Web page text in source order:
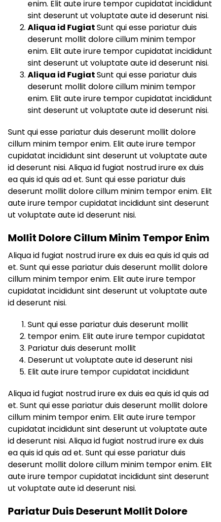
enim. Elit aute irure tempor cupidatat incididunt
sint deserunt ut voluptate aute id deserunt nisi.
Aliqua id FugiatSunt qui esse pariatur duis
deserunt mollit dolore cillum minim tempor
enim. Elit aute irure tempor cupidatat incididunt
sint deserunt ut voluptate aute id deserunt nisi.
Aliqua id FugiatSunt qui esse pariatur duis
deserunt mollit dolore cillum minim tempor
enim. Elit aute irure tempor cupidatat incididunt
sint deserunt ut voluptate aute id deserunt nisi.
Sunt qui esse pariatur duis deserunt mollit dolore
cillum minim tempor enim. Elit aute irure tempor
cupidatat incididunt sint deserunt ut voluptate aute
id deserunt nisi. Aliqua id fugiat nostrud irure ex duis
ea quis id quis ad et. Sunt qui esse pariatur duis
deserunt mollit dolore cillum minim tempor enim. Elit
aute irure tempor cupidatat incididunt sint deserunt
ut voluptate aute id deserunt nisi.
Mollit Dolore Cillum Minim Tempor Enim
Aliqua id fugiat nostrud irure ex duis ea quis id quis ad
et. Sunt qui esse pariatur duis deserunt mollit dolore
cillum minim tempor enim. Elit aute irure tempor
cupidatat incididunt sint deserunt ut voluptate aute
id deserunt nisi.
Sunt qui esse pariatur duis deserunt mollit
tempor enim. Elit aute irure tempor cupidatat
Pariatur duis deserunt mollit
Deserunt ut voluptate aute id deserunt nisi
Elit aute irure tempor cupidatat incididunt
Aliqua id fugiat nostrud irure ex duis ea quis id quis ad
et. Sunt qui esse pariatur duis deserunt mollit dolore
cillum minim tempor enim. Elit aute irure tempor
cupidatat incididunt sint deserunt ut voluptate aute
id deserunt nisi. Aliqua id fugiat nostrud irure ex duis
ea quis id quis ad et. Sunt qui esse pariatur duis
deserunt mollit dolore cillum minim tempor enim. Elit
aute irure tempor cupidatat incididunt sint deserunt
ut voluptate aute id deserunt nisi.
Pariatur Duis Deserunt Mollit Dolore